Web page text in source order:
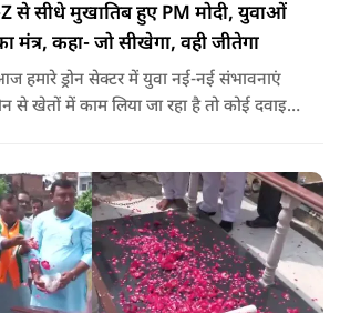
से सीधे मुखातिब हुए PM मोदी, युवाओं
मंत्र, कहा- जो सीखेगा, वही जीतेगा
हमारे ड्रोन सेक्टर में युवा नई-नई संभावनाएं
से खेतों में काम लिया जा रहा है तो कोई दवाइयां